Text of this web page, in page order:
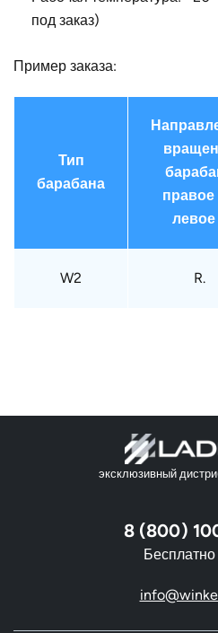
под заказ)
Пример заказа:
Тип
барабана
правое
левое
W2 R.
эксклюзивный
8 (800)